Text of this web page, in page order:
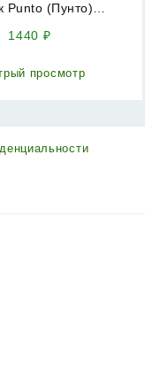
Punto (Пунто)
3 CRONA) AB
1440 ₽
просмотр